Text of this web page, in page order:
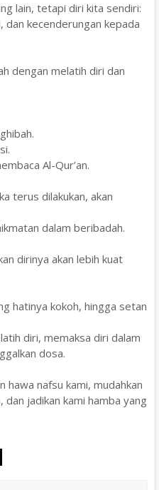
lain, tetapi diri kita sendiri:
dan kecenderungan kepada
dengan melatih diri dan
Al-Qur’an.
terus dilakukan, akan
dalam beribadah.
dirinya akan lebih kuat
hatinya kokoh, hingga setan
diri, memaksa diri dalam
dosa.
hawa nafsu kami, mudahkan
dan jadikan kami hamba yang